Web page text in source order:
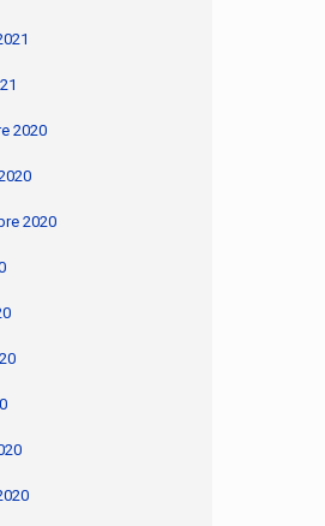
2020
2020